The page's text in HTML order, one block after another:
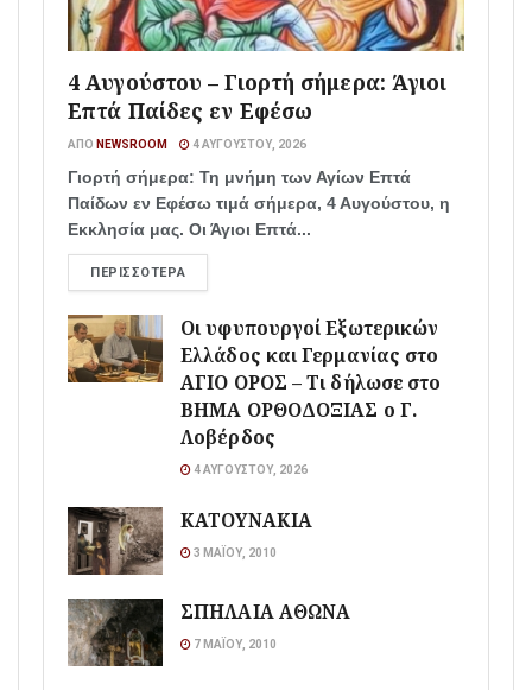
4 Αυγούστου – Γιορτή σήμερα: Άγιοι
Επτά Παίδες εν Εφέσω
ΑΠΌ NEWSROOM 4 ΑΥΓΟΎΣΤΟΥ, 2026
Γιορτή σήμερα: Τη μνήμη των Αγίων Επτά
Παίδων εν Εφέσω τιμά σήμερα, 4 Αυγούστου, η
Εκκλησία μας. Οι Άγιοι Επτά...
ΠΕΡΙΣΣΌΤΕΡΑ
Οι υφυπουργοί Εξωτερικών
Ελλάδος και Γερμανίας στο
ΑΓΙΟ ΟΡΟΣ – Τι δήλωσε στο
ΒΗΜΑ ΟΡΘΟΔΟΞΙΑΣ ο Γ.
Λοβέρδος
4 ΑΥΓΟΎΣΤΟΥ, 2026
ΚΑΤΟΥΝΑΚΙΑ
3 ΜΑΪ́ΟΥ, 2010
ΣΠΗΛΑΙΑ ΑΘΩΝΑ
7 ΜΑΪ́ΟΥ, 2010